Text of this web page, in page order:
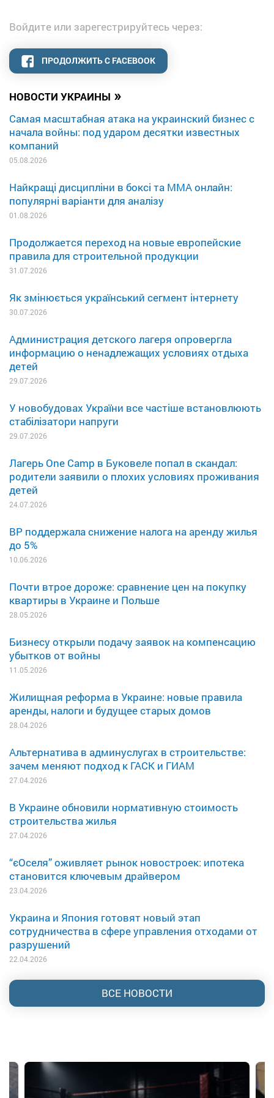
НОВОСТИ УКРАИНЫ »
Самая масштабная атака на украинский бизнес с
начала войны: под ударом десятки известных
компаний
05.08.2026
Найкращі дисципліни в боксі та MMA онлайн:
популярні варіанти для аналізу
01.08.2026
Продолжается переход на новые европейские
правила для строительной продукции
31.07.2026
Як змінюється український сегмент інтернету
30.07.2026
Администрация детского лагеря опровергла
информацию о ненадлежащих условиях отдыха
детей
29.07.2026
У новобудовах України все частіше встановлюють
стабілізатори напруги
29.07.2026
Лагерь One Camp в Буковеле попал в скандал:
родители заявили о плохих условиях проживания
детей
24.07.2026
ВР поддержала снижение налога на аренду жилья
до 5%
10.06.2026
Почти втрое дороже: сравнение цен на покупку
квартиры в Украине и Польше
28.05.2026
Бизнесу открыли подачу заявок на компенсацию
убытков от войны
11.05.2026
Жилищная реформа в Украине: новые правила
аренды, налоги и будущее старых домов
28.04.2026
Альтернатива в админуслугах в строительстве:
зачем меняют подход к ГАСК и ГИАМ
27.04.2026
В Украине обновили нормативную стоимость
строительства жилья
27.04.2026
“єОселя” оживляет рынок новостроек: ипотека
становится ключевым драйвером
23.04.2026
Украина и Япония готовят новый этап
сотрудничества в сфере управления отходами от
разрушений
22.04.2026
ВСЕ НОВОСТИ
Войдите или зарегестрируйтесь через:
ПРОДОЛЖИТЬ С FACEBOOK